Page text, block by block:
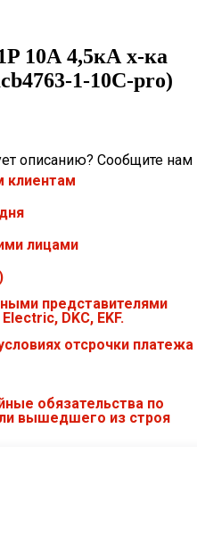
10А 4,5кА х-ка
1-10C-pro)
описанию? Сообщите нам
клиентам
лицами
представителями
DKC, EKF.
отсрочки платежа
обязательства по
вышедшего из строя